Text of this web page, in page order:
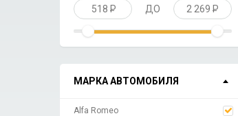
518 P ДО 2 269 P
МАРКА АВТОМОБИЛЯ
Alfa Romeo